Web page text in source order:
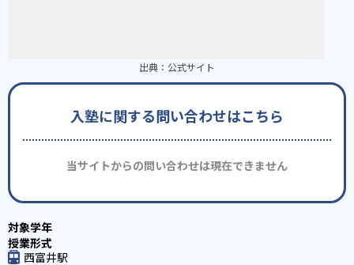
出典： 公式サイト
入塾に関する問い合わせはこちら
当サイトからの問い合わせは現在できません
西富井駅